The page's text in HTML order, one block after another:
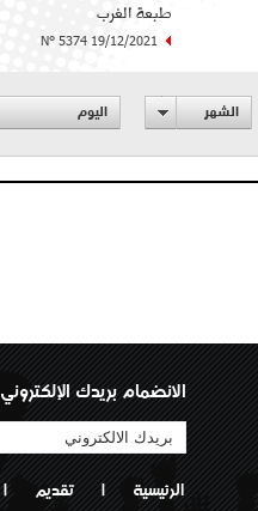
طبعة الغرب
N° 5374 19/12/2021
الشهر اليوم
الانضمام بريدك الإلكتروني
الرئيسية | تقديم |